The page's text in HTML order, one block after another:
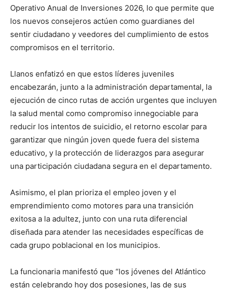
Operativo Anual de Inversiones 2026, lo que permite que
los nuevos consejeros actúen como guardianes del
sentir ciudadano y veedores del cumplimiento de estos
compromisos en el territorio.
Llanos enfatizó en que estos líderes juveniles
encabezarán, junto a la administración departamental, la
ejecución de cinco rutas de acción urgentes que incluyen
la salud mental como compromiso innegociable para
reducir los intentos de suicidio, el retorno escolar para
garantizar que ningún joven quede fuera del sistema
educativo, y la protección de liderazgos para asegurar
una participación ciudadana segura en el departamento.
Asimismo, el plan prioriza el empleo joven y el
emprendimiento como motores para una transición
exitosa a la adultez, junto con una ruta diferencial
diseñada para atender las necesidades específicas de
cada grupo poblacional en los municipios.
La funcionaria manifestó que “los jóvenes del Atlántico
están celebrando hoy dos posesiones, las de sus